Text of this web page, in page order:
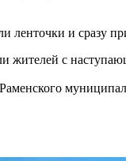
ленточки и сразу
жителей с
Раменского